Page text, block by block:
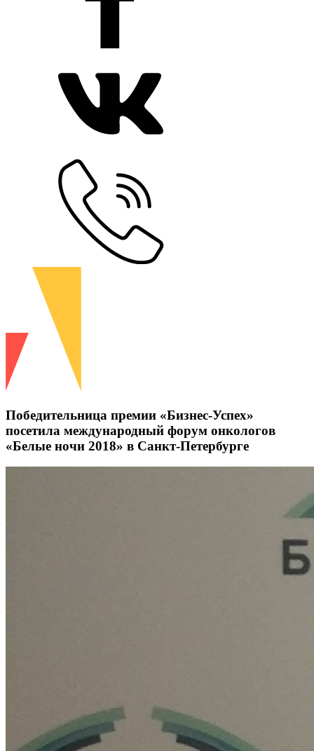
Победительница премии «Бизнес-Успех»
посетила международный форум онкологов
«Белые ночи 2018» в Санкт-Петербурге